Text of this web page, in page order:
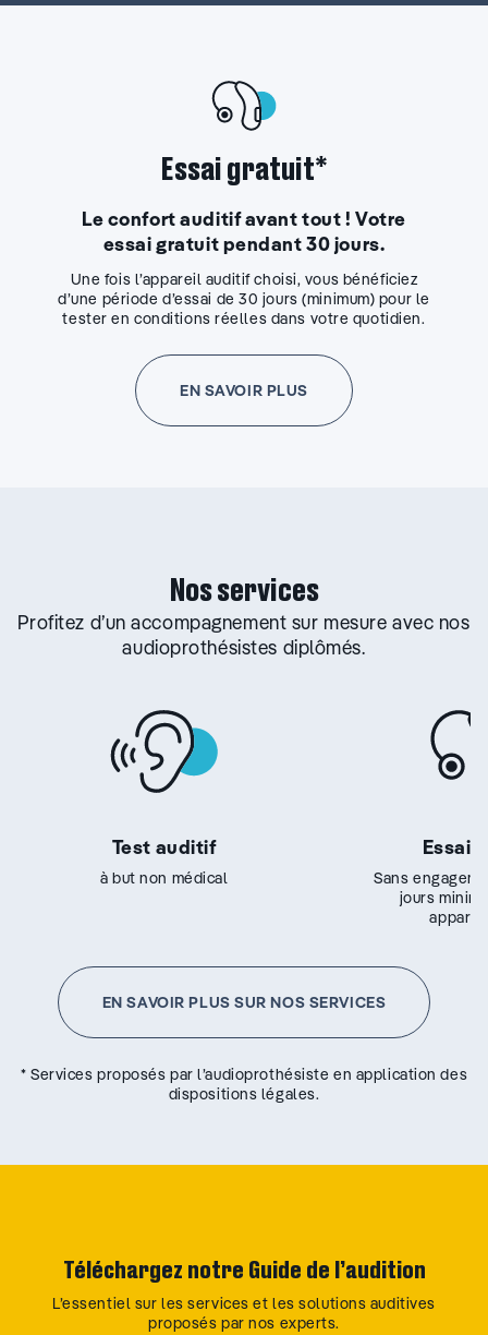
Essai gratuit*
Le confort auditif avant tout ! Votre
essai gratuit pendant 30 jours.
Une fois l’appareil auditif choisi, vous bénéficiez
d’une période d’essai de 30 jours (minimum) pour le
tester en conditions réelles dans votre quotidien.
EN SAVOIR PLUS
Nos services
Profitez d’un accompagnement sur mesure avec nos
audioprothésistes diplômés.
Test auditif
à but non médical
Essai
Sans
jours
EN SAVOIR PLUS SUR NOS SERVICES
* Services proposés par l’audioprothésiste en application des
dispositions légales.
Téléchargez notre Guide de l’audition
L’essentiel sur les services et les solutions auditives
proposés par nos experts.